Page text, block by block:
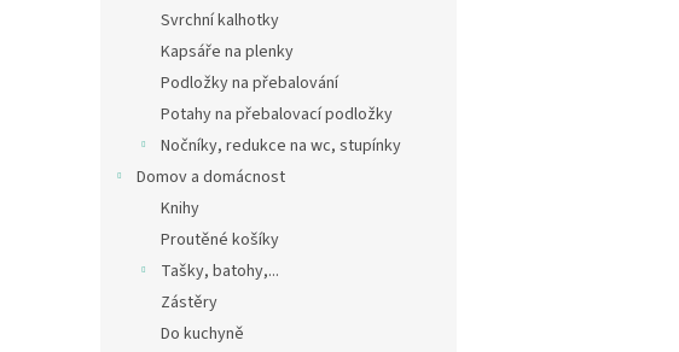
Svrchní kalhotky
Kapsáře na plenky
Podložky na přebalování
Potahy na přebalovací podložky
Nočníky, redukce na wc, stupínky
Domov a domácnost
Knihy
Proutěné košíky
Tašky, batohy,...
Zástěry
Do kuchyně